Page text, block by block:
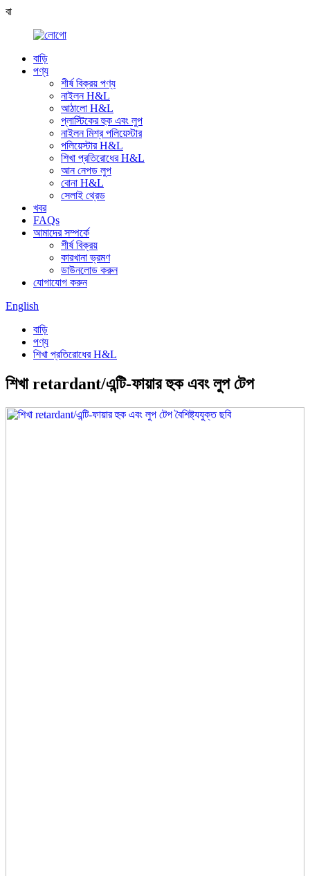
বা
বাড়ি
পণ্য
শীর্ষ বিক্রয় পণ্য
নাইলন H&L
আঠালো H&L
প্লাস্টিকের হুক এবং লুপ
নাইলন মিশ্র পলিয়েস্টার
পলিয়েস্টার H&L
শিখা প্রতিরোধের H&L
আন নেপড লুপ
বোনা H&L
সেলাই থ্রেড
খবর
FAQs
আমাদের সম্পর্কে
শীর্ষ বিক্রয়
কারখানা ভ্রমণ
ডাউনলোড করুন
যোগাযোগ করুন
English
বাড়ি
পণ্য
শিখা প্রতিরোধের H&L
শিখা retardant/এন্টি-ফায়ার হুক এবং লুপ টেপ